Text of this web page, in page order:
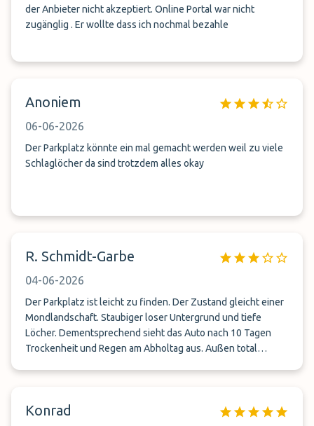
der Anbieter nicht akzeptiert. Online Portal war nicht
zugänglig . Er wollte dass ich nochmal bezahle
Anoniem
06-06-2026
Der Parkplatz könnte ein mal gemacht werden weil zu viele
Schlaglöcher da sind trotzdem alles okay
R. Schmidt-Garbe
04-06-2026
Der Parkplatz ist leicht zu finden. Der Zustand gleicht einer
Mondlandschaft. Staubiger loser Untergrund und tiefe
Löcher. Dementsprechend sieht das Auto nach 10 Tagen
Trockenheit und Regen am Abholtag aus. Außen total
Konrad